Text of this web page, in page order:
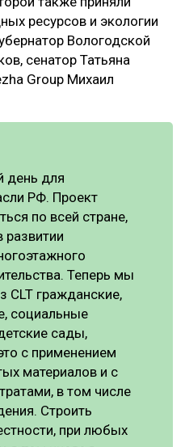
ресурсов и экологии
Вологодской
сенатор Татьяна
Group Михаил
день для
РФ. Проект
по всей стране,
развитии
Теперь мы
CLT гражданские,
социальные
сады,
с применением
материалов и с
в том числе
Строить
при любых